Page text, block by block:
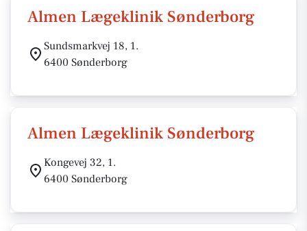
Almen Lægeklinik Sønderborg
Sundsmarkvej 18, 1.
6400 Sønderborg
Almen Lægeklinik Sønderborg
Kongevej 32, 1.
6400 Sønderborg